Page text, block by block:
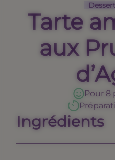
Tarte
aux
Pour 8
Ingrédients